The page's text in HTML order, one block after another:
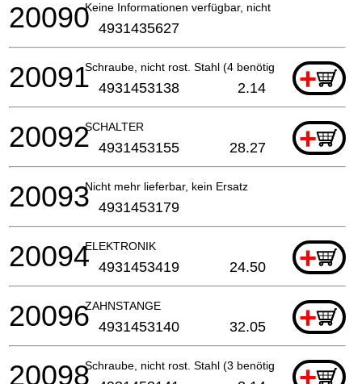
Keine Informationen verfügbar, nicht bestellbar
20090 4931435627
Schraube, nicht rost. Stahl (4 benötigt) +
20091 4931453138 2.14
SCHALTER +
20092 4931453155 28.27
Nicht mehr lieferbar, kein Ersatz
20093 4931453179
ELEKTRONIK +
20094 4931453419 24.50
ZAHNSTANGE +
20096 4931453140 32.05
Schraube, nicht rost. Stahl (3 benötigt)
20098